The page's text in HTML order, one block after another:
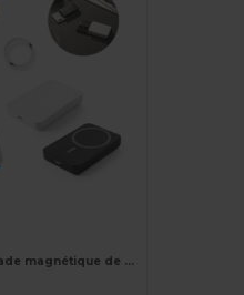
Batterie nomade magnétique de 5 000 mAh avec chargeur sans fil ultrarapide de 15 W en ABS recyclé (100 % rABS)